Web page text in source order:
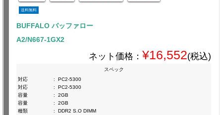
送料無料
BUFFALO バッファロー
A2/N667-1GX2
ネット価格： ¥16,552(税込)
スペック
対応
:
PC2-5300
対応
:
PC2-5300
容量
:
2GB
容量
:
2GB
種類
:
DDR2 S.O DIMM